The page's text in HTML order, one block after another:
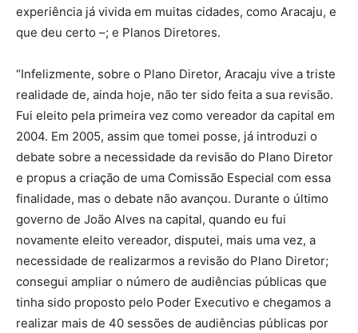
experiência já vivida em muitas cidades, como Aracaju, e
que deu certo –; e Planos Diretores.
“Infelizmente, sobre o Plano Diretor, Aracaju vive a triste
realidade de, ainda hoje, não ter sido feita a sua revisão.
Fui eleito pela primeira vez como vereador da capital em
2004. Em 2005, assim que tomei posse, já introduzi o
debate sobre a necessidade da revisão do Plano Diretor
e propus a criação de uma Comissão Especial com essa
finalidade, mas o debate não avançou. Durante o último
governo de João Alves na capital, quando eu fui
novamente eleito vereador, disputei, mais uma vez, a
necessidade de realizarmos a revisão do Plano Diretor;
consegui ampliar o número de audiências públicas que
tinha sido proposto pelo Poder Executivo e chegamos a
realizar mais de 40 sessões de audiências públicas por